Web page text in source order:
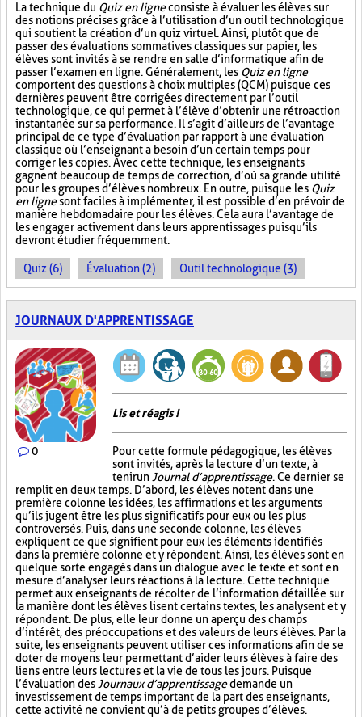
La technique du Quiz en ligneconsiste à évaluer les élèves sur
des notions précises grâce à l’utilisation d’un outil technologique
qui soutient la création d’un quiz virtuel. Ainsi, plutôt que de
passer des évaluations sommatives classiques sur papier, les
élèves sont invités à se rendre en salle d’informatique afin de
passer l’examen en ligne. Généralement, les Quiz en ligne
comportent des questions à choix multiples (QCM) puisque ces
dernières peuvent être corrigées directement par l’outil
technologique, ce qui permet à l’élève d’obtenir une rétroaction
instantanée sur sa performance. Il s’agit d’ailleurs de l’avantage
principal de ce type d’évaluation par rapport à une évaluation
classique où l’enseignant a besoin d’un certain temps pour
corriger les copies. Avec cette technique, les enseignants
gagnent beaucoup de temps de correction, d’où sa grande utilité
pour les groupes d’élèves nombreux. En outre, puisque les Quiz
en lignesont faciles à implémenter, il est possible d’en prévoir de
manière hebdomadaire pour les élèves. Cela aura l’avantage de
les engager activement dans leurs apprentissages puisqu’ils
devront étudier fréquemment.
Quiz (6) Évaluation (2) Outil technologique (3)
JOURNAUX D'APPRENTISSAGE
0
Lis et réagis !
Pour cette formule pédagogique, les élèves
sont invités, après la lecture d’un texte, à
tenir un Journal d’apprentissage. Ce dernier se
remplit en deux temps. D’abord, les élèves notent dans une
première colonne les idées, les affirmations et les arguments
qu’ils jugent être les plus significatifs pour eux ou les plus
controversés. Puis, dans une seconde colonne, les élèves
expliquent ce que signifient pour eux les éléments identifiés
dans la première colonne et y répondent. Ainsi, les élèves sont en
quelque sorte engagés dans un dialogue avec le texte et sont en
mesure d’analyser leurs réactions à la lecture. Cette technique
permet aux enseignants de récolter de l’information détaillée sur
la manière dont les élèves lisent certains textes, les analysent et y
répondent. De plus, elle leur donne un aperçu des champs
d’intérêt, des préoccupations et des valeurs de leurs élèves. Par la
suite, les enseignants peuvent utiliser ces informations afin de se
doter de moyens leur permettant d’aider leurs élèves à faire des
liens entre leurs lectures et la vie de tous les jours. Puisque
l’évaluation des Journaux d’apprentissagedemande un
investissement de temps important de la part des enseignants,
cette activité ne convient qu’à de petits groupes d’élèves.